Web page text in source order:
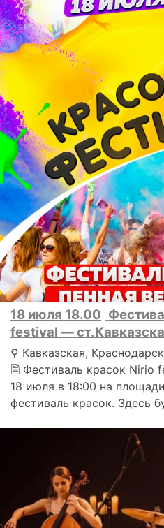
18 июля 18.00
festival —
⚲ Кавказская,
🗎 Фестиваль красок Nirio
18 июля в 18:00 на
фестиваль красок. Здесь